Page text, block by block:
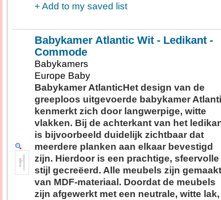
+ Add to my saved list
Babykamer Atlantic Wit - Ledikant -
Commode
Babykamers
Europe Baby
Babykamer AtlanticHet design van de
greeploos uitgevoerde babykamer
kenmerkt zich door langwerpige, witte
vlakken. Bij de achterkant van het
is bijvoorbeeld duidelijk zichtbaar dat
meerdere planken aan elkaar bevestigd
zijn. Hierdoor is een prachtige, sfeervolle
stijl gecreëerd. Alle meubels zijn gemaakt
van MDF-materiaal. Doordat de meubels
zijn afgewerkt met een neutrale, witte lak,